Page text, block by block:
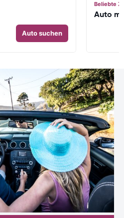
Auto suchen
Beliebte
Auto